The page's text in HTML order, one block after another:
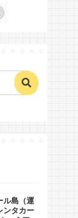
ル島（運
ンタカー